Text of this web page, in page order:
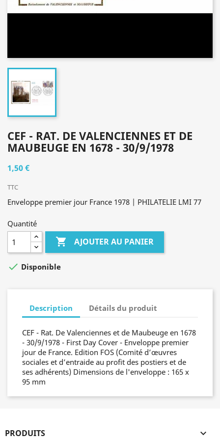
CEF - RAT. DE VALENCIENNES ET DE
MAUBEUGE EN 1678 - 30/9/1978
1,50 €
TTC
Enveloppe premier jour France 1978 | PHILATELIE LMI 77
Quantité
 AJOUTER AU PANIER
 Disponible
Description Détails du produit
CEF - Rat. De Valenciennes et de Maubeuge en 1678
- 30/9/1978 - First Day Cover - Enveloppe premier
jour de France. Edition FOS (Comité d’œuvres
sociales et d’entraide au profit des postiers et de
ses adhérents) Dimensions de l'enveloppe : 165 x
95 mm
PRODUITS 